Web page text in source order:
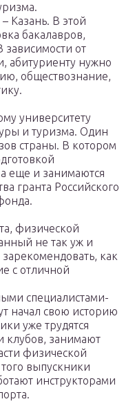
Казань. В этой
бакалавров,
зависимости от
абитуриенту нужно
обществознание,
университету
и туризма. Один
страны. В котором
еще и занимаются
гранта Российского
физической
не так уж и
как
с отличной
специалистами-
начал свою историю
уже трудятся
клубов, занимают
физической
выпускники
инструкторами